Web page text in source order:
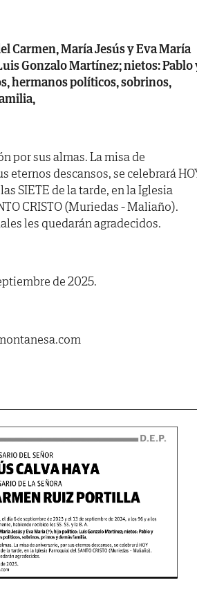
Carmen, María Jesús y Eva María
Gonzalo Martínez; nietos: Pablo
hermanos políticos, sobrinos,
por sus almas. La misa de
eternos descansos, se celebrará
SIETE de la tarde, en la Iglesia
CRISTO (Muriedas - Maliaño).
les quedarán agradecidos.
de 2025.